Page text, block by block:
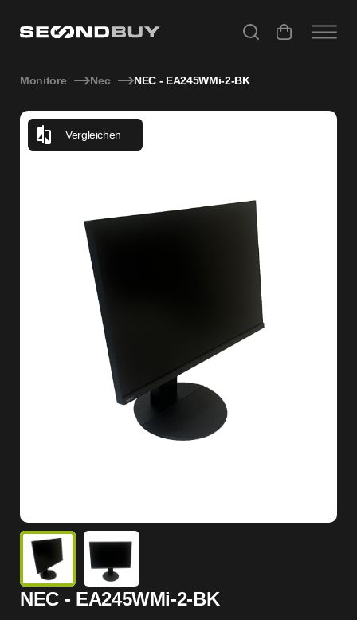
Monitore Nec NEC - EA245WMi-2-BK
Vergleichen
NEC - EA245WMi-2-BK